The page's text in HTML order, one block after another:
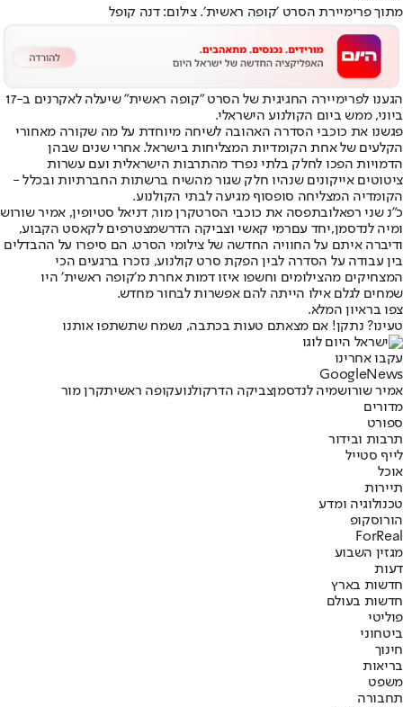
מתוך פרימיירת הסרט ׳קופה ראשית׳. צילום: דנה קופל
הגענו לפרימיירה החגיגית של הסרט ״קופה ראשית״ שיעלה לאקרנים ב-17
ביוני, ממש ביום הקולנוע הישראלי.
פגשנו את כוכבי הסדרה האהובה לשיחה מיוחדת על מה שקורה מאחורי
הקלעים של אחת הקומדיות המצליחות בישראל. אחרי שנים שבהן
הדמויות הפכו לחלק בלתי נפרד מהתרבות הישראלית ועם עשרות
ציטוטים אייקונים שנהיו חלק שגור מהשיח ברשתות החברתיות ובכלל -
הקומדיה המצליחה סופסוף מגיעה לבתי הקולנוע.
כ"נ שני רפאלובתפסה את כוכבי הסרטקרן מור, דניאל סטיופין, אמיר שורוש
ומיה לנדסמן,יחד עםרמי קאשי וצביקה הדרשמצטרפים לקאסט הקבוע,
ודיברה איתם על החוויה החדשה של צילומי הסרט. הם סיפרו על ההבדלים
בין עבודה על הסדרה לבין הפקת סרט קולנוע, נזכרו ברגעים הכי
המצחיקים מהצילומים וחשפו איזו דמות אחרת מ׳קופה ראשית׳ היו
שמחים לגלם אילו הייתה להם אפשרות לבחור מחדש.
צפו בראיון המלא.
טעינו? נתקן! אם מצאתם טעות בכתבה, נשמח שתשתפו אותנו
עקבו אחרינו
Googl eNews
אמיר שורושמיה לנדסמןצביקה הדרקולנועקופה ראשיתקרן מור
מדורים
ספורט
תרבות ובידור
לייף סטייל
אוכל
תיירות
טכנולוגיה ומדע
הורוסקופ
ForReal
מגזין השבוע
דעות
חדשות בארץ
חדשות בעולם
פוליטי
ביטחוני
חינוך
בריאות
משפט
תחבורה